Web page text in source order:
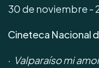
30 de noviembre -
Cineteca Nacional
· Valparaíso mi